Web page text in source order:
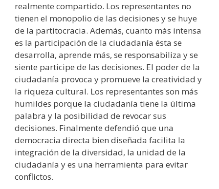
realmente compartido. Los representantes no
tienen el monopolio de las decisiones y se huye
de la partitocracia. Además, cuanto más intensa
es la participación de la ciudadanía ésta se
desarrolla, aprende más, se responsabiliza y se
siente participe de las decisiones. El poder de la
ciudadanía provoca y promueve la creatividad y
la riqueza cultural. Los representantes son más
humildes porque la ciudadanía tiene la última
palabra y la posibilidad de revocar sus
decisiones. Finalmente defendió que una
democracia directa bien diseñada facilita la
integración de la diversidad, la unidad de la
ciudadanía y es una herramienta para evitar
conflictos.